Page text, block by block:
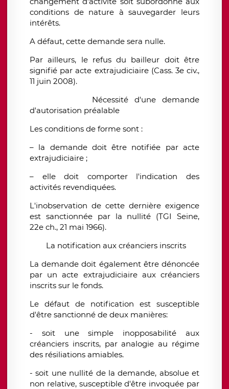
conditions de nature à sauvegarder leurs
intérêts.
A défaut, cette demande sera nulle.
Par ailleurs, le refus du bailleur doit être
signifié par acte extrajudiciaire (Cass. 3e civ.,
11 juin 2008).
Nécessité d'une demande
d'autorisation préalable
Les conditions de forme sont :
– la demande doit être notifiée par acte
extrajudiciaire ;
– elle doit comporter l'indication des
activités revendiquées.
L'inobservation de cette dernière exigence
est sanctionnée par la nullité (TGI Seine,
22e ch., 21 mai 1966).
La notification aux créanciers inscrits
La demande doit également être dénoncée
par un acte extrajudiciaire aux créanciers
inscrits sur le fonds.
Le défaut de notification est susceptible
d'être sanctionné de deux manières:
- soit une simple inopposabilité aux
créanciers inscrits, par analogie au régime
des résiliations amiables.
- soit une nullité de la demande, absolue et
non relative, susceptible d'être invoquée par